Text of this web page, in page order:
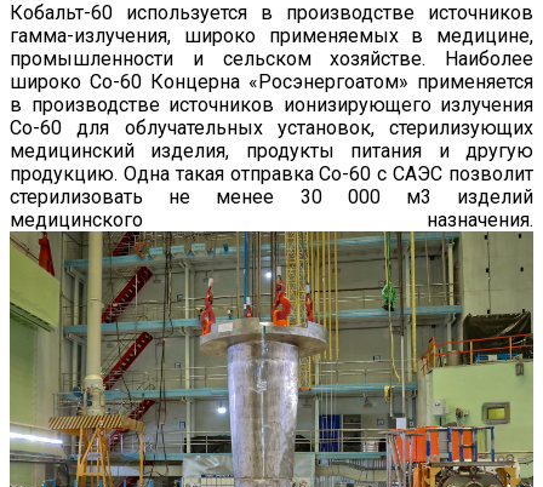
Кобальт-60 используется в производстве источников
гамма-излучения, широко применяемых в медицине,
промышленности и сельском хозяйстве. Наиболее
широко Co-60 Концерна «Росэнергоатом» применяется
в производстве источников ионизирующего излучения
Co-60 для облучательных установок, стерилизующих
медицинский изделия, продукты питания и другую
продукцию. Одна такая отправка Со-60 с САЭС позволит
стерилизовать не менее 30 000 м3 изделий
медицинского назначения.